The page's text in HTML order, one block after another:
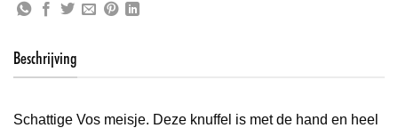
Beschrijving
Schattige Vos meisje. Deze knuffel is met de hand en heel